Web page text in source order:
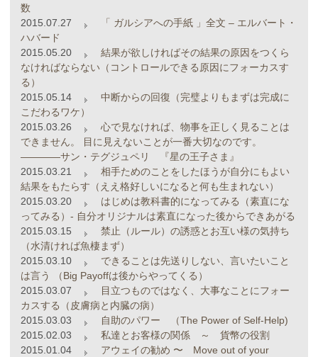
数
2015.07.27
「 ガルシアへの手紙 」全文 – エルバート・
ハバード
2015.05.20
結果が欲しければその結果の原因をつくら
なければならない（コントロールできる原因にフォーカスす
る）
2015.05.14
中断からの回復（完璧よりもまずは完成に
こだわるワケ）
2015.03.26
心で見なければ、物事を正しく見ることは
できません。 目に見えないことが一番大切なのです。
――――サン・テグジュペリ 『星の王子さま』
2015.03.21
相手ためのことをしたほうが自分にもよい
結果をもたらす（ええ格好しいになると何も生まれない）
2015.03.20
はじめは教科書的になってみる（素直にな
ってみる）- 自分オリジナルは素直になった後からできあがる
2015.03.15
禁止（ルール）の誘惑とお互い様の気持ち
（水清ければ魚棲まず）
2015.03.10
できることは先送りしない、言いたいこと
は言う （Big Payoffは後からやってくる）
2015.03.07
目立つものではなく、大事なことにフォー
カスする（皮膚病と内臓の病）
2015.03.03
自助のパワー （The Power of Self-Help)
2015.02.03
私達とお客様の関係 ～ 貨幣の役割
2015.01.04
アウェイの勧め 〜 Move out of your